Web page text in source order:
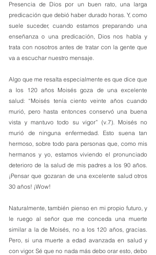
Presencia de Dios por un buen rato, una larga
predicación que debió haber durado horas. Y, como
suele suceder, cuando estamos preparando una
enseñanza o una predicación, Dios nos habla y
trata con nosotros antes de tratar con la gente que
va a escuchar nuestro mensaje.
Algo que me resalta especialmente es que dice que
a los 120 años Moisés goza de una excelente
salud: “Moisés tenía ciento veinte años cuando
murió, pero hasta entonces conservó una buena
vista y mantuvo todo su vigor” (v.7). Moisés no
murió de ninguna enfermedad. Esto suena tan
hermoso, sobre todo para personas que, como mis
hermanos y yo, estamos viviendo el pronunciado
deterioro de la salud de mis padres a los 90 años.
¡Pensar que gozaran de una excelente salud otros
30 años! ¡Wow!
Naturalmente, también pienso en mi propio futuro, y
le ruego al señor que me conceda una muerte
similar a la de Moisés, no a los 120 años, gracias.
Pero, si una muerte a edad avanzada en salud y
con vigor. Sé que no nada más debo orar esto, debo